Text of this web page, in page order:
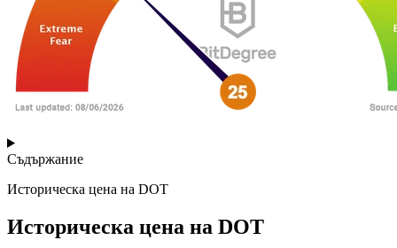
Съдържание
Историческа цена на DOT
Историческа цена на DOT